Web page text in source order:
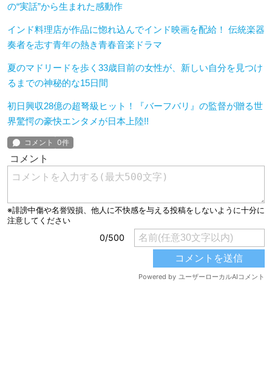
の“実話”から生まれた感動作
インド料理店が作品に惚れ込んでインド映画を配給！ 伝統楽器
奏者を志す青年の熱き青春音楽ドラマ
夏のマドリードを歩く33歳目前の女性が、新しい自分を見つけ
るまでの神秘的な15日間
初日興収28億の超弩級ヒット！『バーフバリ』の監督が贈る世
界驚愕の豪快エンタメが日本上陸!!